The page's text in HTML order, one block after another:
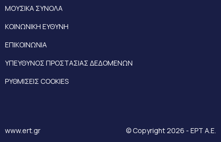
ΜΟΥΣΙΚΑ ΣΥΝΟΛΑ
ΚΟΙΝΩΝΙΚΗ ΕΥΘΥΝΗ
ΕΠΙΚΟΙΝΩΝΙΑ
ΥΠΕΥΘΥΝΟΣ ΠΡΟΣΤΑΣΙΑΣ ΔΕΔΟΜΕΝΩΝ
ΡΥΘΜΙΣΕΙΣ COOKIES
www.ert.gr © Copyright 2026 - ΕΡΤ Α.Ε.